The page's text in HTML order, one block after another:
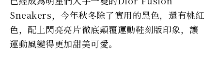
Sneakers，今年秋冬除了實用的黑色，還有桃紅
色，配上閃亮亮片徹底顛覆運動鞋刻版印象，讓
運動風變得更加甜美可愛。